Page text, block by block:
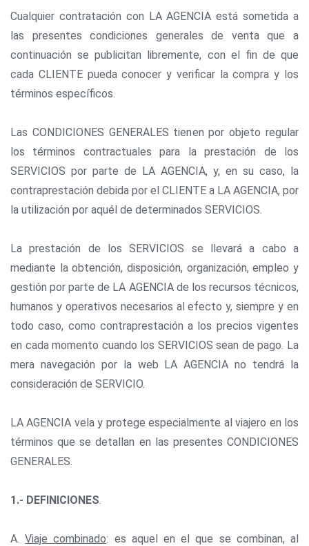
Cualquier contratación con LA AGENCIA está sometida a
las presentes condiciones generales de venta que a
continuación se publicitan libremente, con el fin de que
cada CLIENTE pueda conocer y verificar la compra y los
términos específicos.
Las CONDICIONES GENERALES tienen por objeto regular
los términos contractuales para la prestación de los
SERVICIOS por parte de LA AGENCIA, y, en su caso, la
contraprestación debida por el CLIENTE a LA AGENCIA, por
la utilización por aquél de determinados SERVICIOS.
La prestación de los SERVICIOS se llevará a cabo a
mediante la obtención, disposición, organización, empleo y
gestión por parte de LA AGENCIA de los recursos técnicos,
humanos y operativos necesarios al efecto y, siempre y en
todo caso, como contraprestación a los precios vigentes
en cada momento cuando los SERVICIOS sean de pago. La
mera navegación por la web LA AGENCIA no tendrá la
consideración de SERVICIO.
LA AGENCIA vela y protege especialmente al viajero en los
términos que se detallan en las presentes CONDICIONES
GENERALES.
1.- DEFINICIONES.
A.Viaje combinado: es aquel en el que se combinan, al